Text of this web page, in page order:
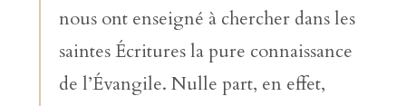
nous ont enseigné à chercher dans les
saintes Écritures la pure connaissance
de l’Évangile. Nulle part, en effet,